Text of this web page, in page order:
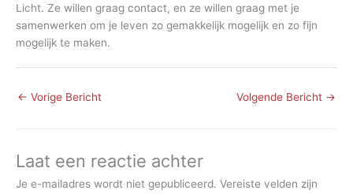
Licht. Ze willen graag contact, en ze willen graag met je
samenwerken om je leven zo gemakkelijk mogelijk en zo fijn
mogelijk te maken.
← Vorige Bericht Volgende Bericht →
Laat een reactie achter
Je e-mailadres wordt niet gepubliceerd. Vereiste velden zijn